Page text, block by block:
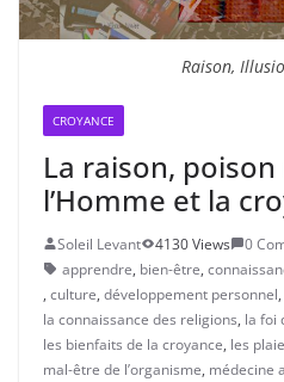
Raison,
CROYANCE
La raison,
l’Homme et la
Soleil Levant 4130 Views
0
apprendre, bien-être,
, culture, développement personnel,
la connaissance des religions, la foi
les bienfaits de la croyance, les
mal-être de l’organisme, médecine